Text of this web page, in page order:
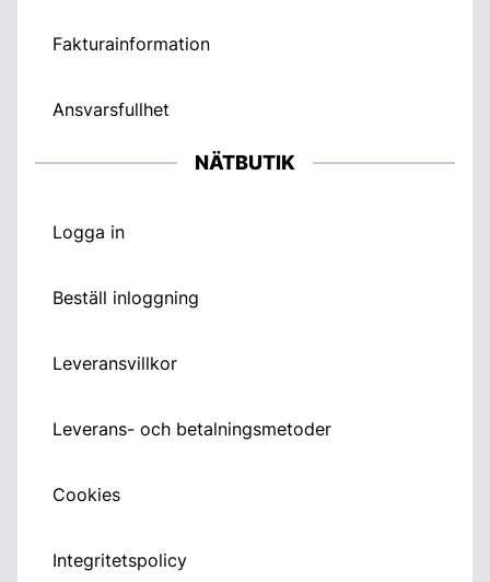
Fakturainformation
Ansvarsfullhet
NÄTBUTIK
Logga in
Beställ inloggning
Leveransvillkor
Leverans- och betalningsmetoder
Cookies
Integritetspolicy